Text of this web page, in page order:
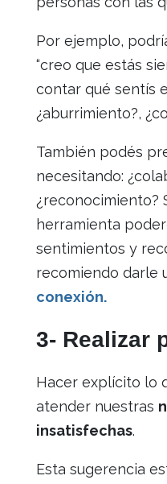
Por ejemplo,
“creo que estás
contar qué sentís
¿aburrimiento?,
También podés
necesitando:
¿reconocimiento?
herramienta
sentimientos y
recomiendo darle
conexión.
3- Realizar
Hacer explícito lo
atender nuestras
insatisfechas.
Esta sugerencia